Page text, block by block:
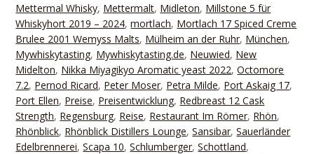
Mettermal Whisky, Mettermalt, Midleton, Millstone 5 für
Whiskyhort 2019 – 2024,mortlach, Mortlach 17 Spiced Creme
Brulee 2001 Wemyss Malts, Mülheim an der Ruhr, München,
Mywhiskytasting, Mywhiskytasting.de, Neuwied, New
Midelton, Nikka Miyagikyo Aromatic yeast 2022,Octomore
7.2, Pernod Ricard, Peter Moser, Petra Milde, Port Askaig 17,
Port Ellen, Preise, Preisentwicklung, Redbreast 12 Cask
Strength, Regensburg, Reise, Restaurant Im Römer, Rhön,
Rhönblick, Rhönblick Distillers Lounge,Sansibar,Sauerländer
Edelbrennerei,Scapa 10,Schlumberger,Schottland,